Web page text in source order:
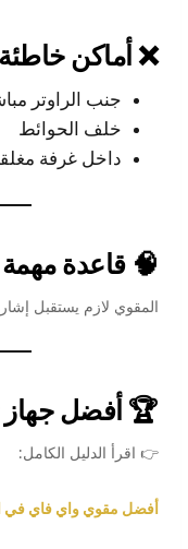
❌ أماكن خاطئة
جنب الراوتر
خلف الحوائط
داخل غرفة
🧠 قاعدة مهمة
المقوي لازم يستقبل
🏆 أفضل
👉 اقرأ الدليل الكامل:
أفضل مقوي واي فاي في